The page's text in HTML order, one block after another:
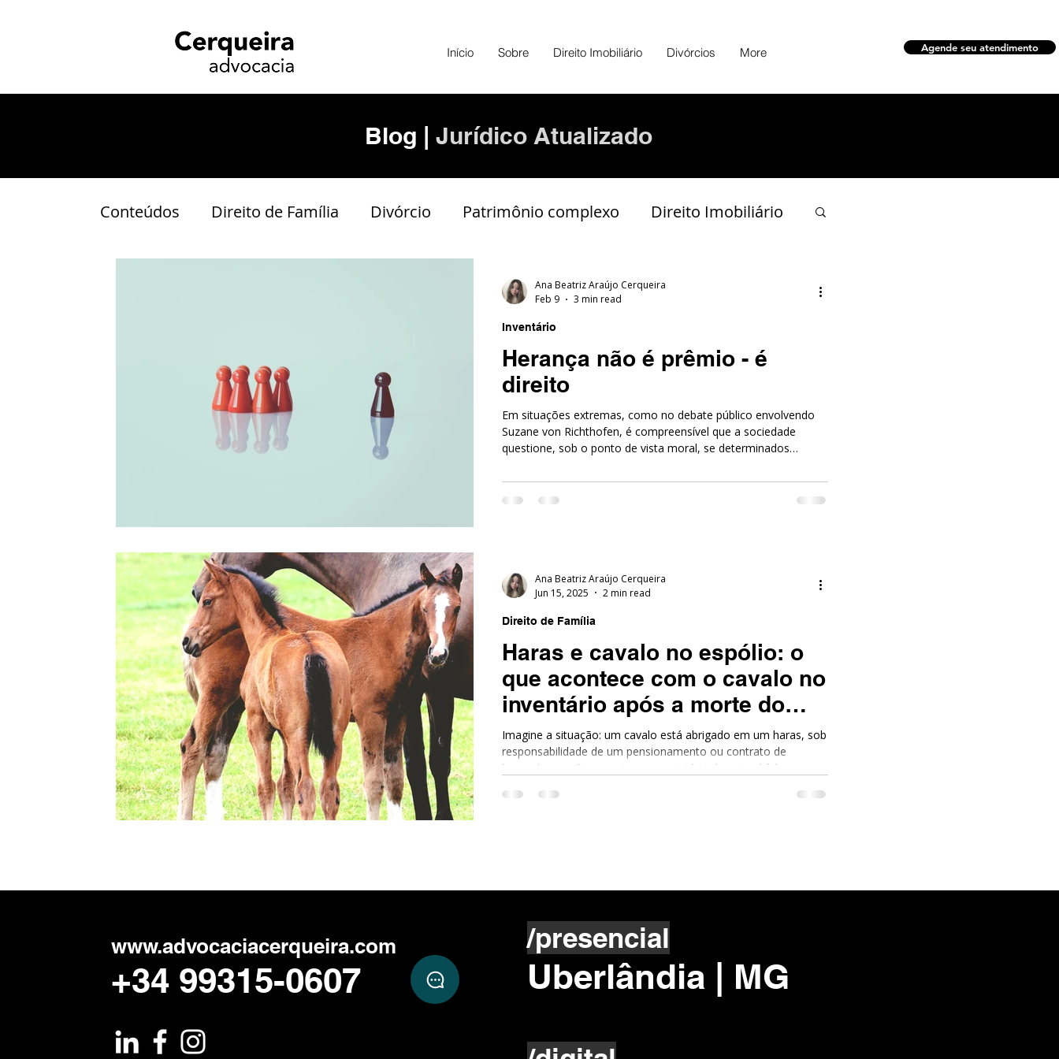
Início Sobre Direito Imobiliário Divórcios More Agende seu atendimento
Blog | Jurídico Atualizado
Conteúdos Direito de Família Divórcio Patrimônio complexo Direito Imobiliário
Herança não é prêmio - é
direito
Em situações extremas, como no debate público envolvendo
Suzane von Richthofen, é compreensível que a sociedade
questione, sob o ponto de vista moral, se determinados
patrimoniais. Trata-se de um caso-limite, marcado por fatos
graves e excepcionais, que naturalmente provocam reações
Inventário
Ana Beatriz Araújo Cerqueira
Feb 9
3 min read
Haras e cavalo no espólio: o
que acontece com o cavalo no
inventário após a morte do
dono
Imagine a situação: um cavalo está abrigado em um haras, sob
responsabilidade de um pensionamento ou contrato de
hospedagem. De repente, o proprietário do animal falece.
se desfazer dele?
Direito de Família
Ana Beatriz Araújo Cerqueira
Jun 15, 2025
2 min read
www.advocaciacerqueira.com
+34 99315-0607
/presencial
Uberlândia | MG